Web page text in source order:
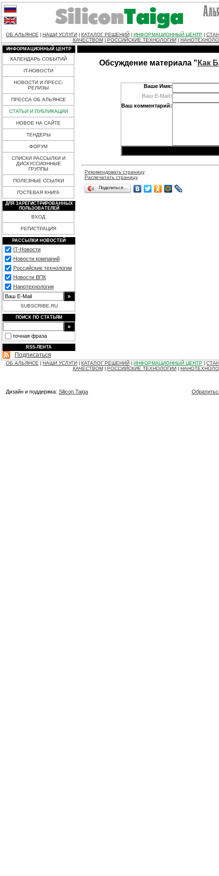
ОБ АЛЬЯНСЕ НАШИ УСЛУГИ КАТАЛОГ РЕШЕНИЙ ИНФОРМАЦИОННЫЙ ЦЕНТР
КАЧЕСТВОМ
РОССИЙСКИЕ ТЕХНОЛОГИИ
ИНФОРМАЦИОННЫЙ ЦЕНТР
КАЛЕНДАРЬ СОБЫТИЙ
IT-НОВОСТИ
НОВОСТИ И ПРЕСС-
РЕЛИЗЫ
ПРЕССА ОБ АЛЬЯНСЕ
СТАТЬИ И ПУБЛИКАЦИИ
НОВОЕ НА САЙТЕ
ТЕНДЕРЫ
ФОРУМ
СПИСКИ РАССЫЛКИ И
ДИСКУССИОННЫЕ
ГРУППЫ
ПОЛЕЗНЫЕ ССЫЛКИ
ГОСТЕВАЯ КНИГА
ДЛЯ ЗАРЕГИСТРИРОВАННЫХ
ПОЛЬЗОВАТЕЛЕЙ
ВХОД
РЕГИСТРАЦИЯ
РАССЫЛКИ НОВОСТЕЙ
IT-Новости
Новости компаний
Российские технологии
Новости ВПК
Нанотехнологии
SUBSCRIBE.RU
ПОИСК ПО СТАТЬЯМ
точная фраза
RSS-ЛЕНТА
Подписаться
Обсуждение материала " Как
Ваше Имя:
Ваш E-Mail:
Ваш комментарий:
Рекомендовать страницу
Распечатать страницу
Поделиться…
ОБ АЛЬЯНСЕ НАШИ УСЛУГИ КАТАЛОГ РЕШЕНИЙ ИНФОРМАЦИОННЫЙ ЦЕНТР
КАЧЕСТВОМ
РОССИЙСКИЕ ТЕХНОЛОГИИ
Дизайн и поддержка: Silicon Taiga